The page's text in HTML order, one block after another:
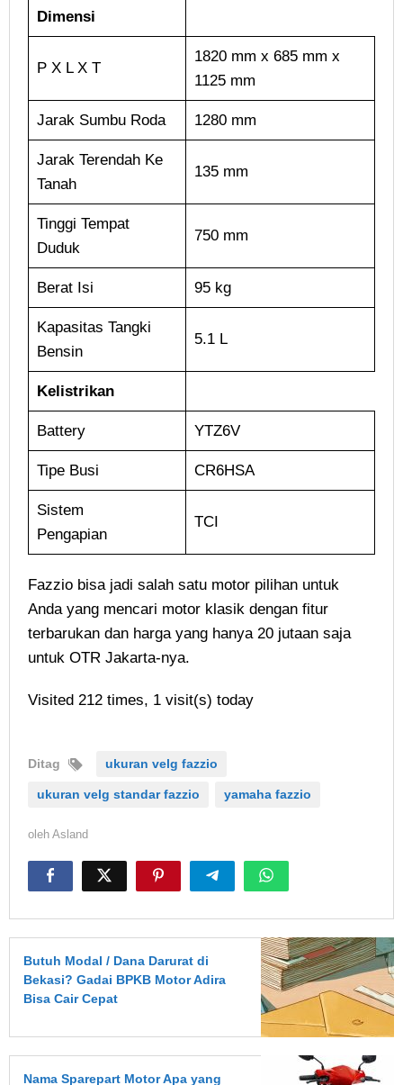
Dimensi
P X L X T
1820 mm x 685 mm x
1125 mm
Jarak Sumbu Roda 1280 mm
Jarak Terendah Ke
Tanah
135 mm
Tinggi Tempat
Duduk
750 mm
Berat Isi 95 kg
Kapasitas Tangki
Bensin
5.1 L
Kelistrikan
Battery YTZ6V
Tipe Busi CR6HSA
Sistem
Pengapian
TCI
Fazzio bisa jadi salah satu motor pilihan untuk
Anda yang mencari motor klasik dengan fitur
terbarukan dan harga yang hanya 20 jutaan saja
untuk OTR Jakarta-nya.
Visited 212 times, 1 visit(s) today
Ditag ukuran velg fazzio
ukuran velg standar fazzio yamaha fazzio
oleh Asland
Butuh Modal / Dana Darurat di
Bekasi? Gadai BPKB Motor Adira
Bisa Cair Cepat
Nama Sparepart Motor Apa yang